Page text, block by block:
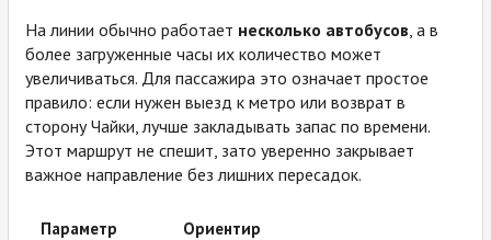
На линии обычно работает несколько автобусов , а в
более загруженные часы их количество может
увеличиваться. Для пассажира это означает простое
правило: если нужен выезд к метро или возврат в
сторону Чайки, лучше закладывать запас по времени.
Этот маршрут не спешит, зато уверенно закрывает
важное направление без лишних пересадок.
Параметр Ориентир